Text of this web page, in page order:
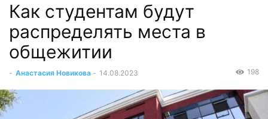
Как студентам будут
распределять места в
общежитии
- Анастасия Новикова - 14.08.2023 198